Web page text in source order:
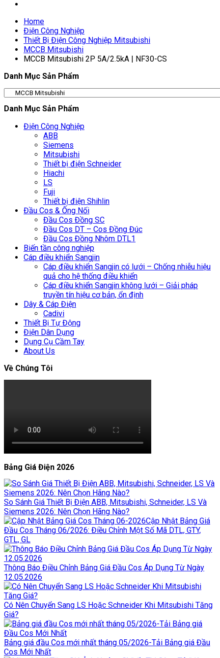
Home
Điện Công Nghiệp
Thiết Bị Điện Công Nghiệp Mitsubishi
MCCB Mitsubishi
MCCB Mitsubishi 2P 5A/2.5kA | NF30-CS
Danh Mục Sản Phẩm
Danh Mục Sản Phẩm
Điện Công Nghiệp
ABB
Siemens
Mitsubishi
Thiết bị điện Schneider
Hiachi
LS
Fuji
Thiết bị điện Shihlin
Đầu Cos & Ống Nối
Đầu Cos Đồng SC
Đầu Cos DT – Cos Đồng Đúc
Đầu Cos Đồng Nhôm DTL1
Biến tần công nghiệp
Cáp điều khiển Sangjin
Cáp điều khiển Sangjin có lưới – Chống nhiễu hiệu
quả cho hệ thống điều khiển
Cáp điều khiển Sangjin không lưới – Giải pháp
truyền tín hiệu cơ bản, ổn định
Dây & Cáp Điện
Cadivi
Thiết Bị Tự Động
Điện Dân Dụng
Dụng Cụ Cầm Tay
About Us
Về Chúng Tôi
Bảng Giá Điện 2026
So Sánh Giá Thiết Bị Điện ABB, Mitsubishi, Schneider, LS Và
Siemens 2026: Nên Chọn Hãng Nào?
Cập Nhật Bảng Giá
Đầu Cos Tháng 06/2026: Điều Chỉnh Một Số Mã DTL, GTY,
GTL, GL
Thông Báo Điều Chỉnh Bảng Giá Đầu Cos Áp Dụng Từ Ngày
12.05.2026
Có Nên Chuyển Sang LS Hoặc Schneider Khi Mitsubishi Tăng
Giá?
Bảng giá đầu Cos mới nhất tháng 05/2026-Tải Bảng giá Đầu
Cos Mới Nhất